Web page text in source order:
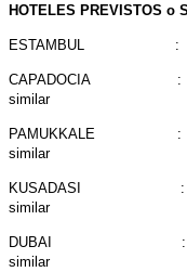
HOTELES PREVISTOS o
ESTAMBUL :
CAPADOCIA
PAMUKKALE :
KUSADASI :
similar
DUBAI :
similar